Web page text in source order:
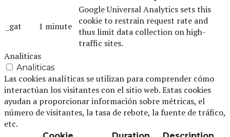
_gat 1 minute
Google Universal Analytics sets this
cookie to restrain request rate and
thus limit data collection on high-
traffic sites.
Analiticas
Analiticas
Las cookies analíticas se utilizan para comprender cómo
interactúan los visitantes con el sitio web. Estas cookies
ayudan a proporcionar información sobre métricas, el
número de visitantes, la tasa de rebote, la fuente de tráfico,
etc.